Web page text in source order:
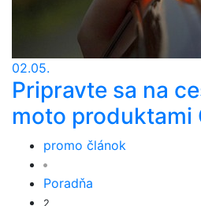
02.05.
Pripravte sa na
moto produktami
promo článok
Poradňa
2